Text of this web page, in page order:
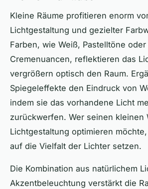
Kleine Räume profitieren enorm
Lichtgestaltung und gezielter
Farben, wie Weiß, Pastelltöne oder
Cremenuancen, reflektieren das
vergrößern optisch den Raum.
Spiegeleffekte den Eindruck von
indem sie das vorhandene Licht
zurückwerfen. Wer seinen kleinen
Lichtgestaltung optimieren
auf die Vielfalt der Lichter setzen.
Die Kombination aus natürlichem
Akzentbeleuchtung verstärkt die